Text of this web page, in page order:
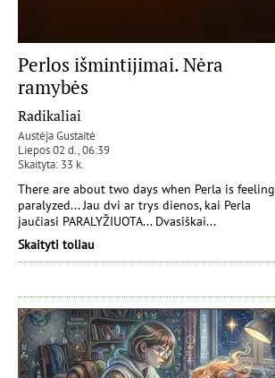
Perlos išmintijimai. Nėra
ramybės
Radikaliai
Austėja Gustaitė
Liepos 02 d., 06:39
Skaityta: 33 k.
There are about two days when Perla is feeling
paralyzed... Jau dvi ar trys dienos, kai Perla
jaučiasi PARALYŽIUOTA... Dvasiškai...
Skaityti toliau